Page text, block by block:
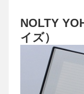
NOLTY
イズ）